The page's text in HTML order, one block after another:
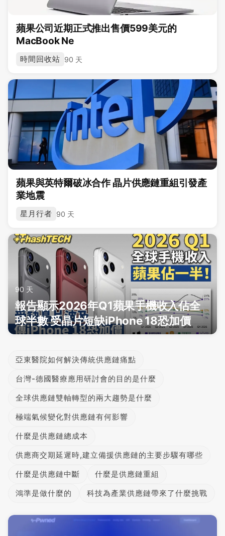
蘋果公司近期正式推出售價599美元的
MacBook Ne
時間回收站 90 天
蘋果與英特爾破冰合作 晶片供應鏈重組引發產
業地震
星月行者 90 天
90 天
報告顯示2026年Q1蘋果手機收入佔全
球半數 受晶片短缺iPhone 18恐加價
亞東醫院如何解決傳統供應鏈痛點
台灣-德國醫療應用研討會的目的是什麼
全球供應鏈雙軸轉型的兩大趨勢是什麼
極端氣候變化對供應鏈有何影響
什麼是供應鏈總成本
供應商交期延遲時,建立備援供應鏈的主要步驟有哪些
什麼是供應鏈中斷
什麼是供應鏈重組
鴻準是做什麼的
科技為產業供應鏈帶來了什麼挑戰